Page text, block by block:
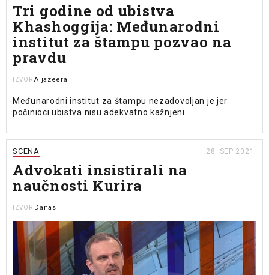
Tri godine od ubistva
Khashoggija: Međunarodni
institut za štampu pozvao na
pravdu
IZVOR Aljazeera
Međunarodni institut za štampu nezadovoljan je jer
počinioci ubistva nisu adekvatno kažnjeni.
SCENA 28. SEP 2021.
Advokati insistirali na
naučnosti Kurira
IZVOR Danas